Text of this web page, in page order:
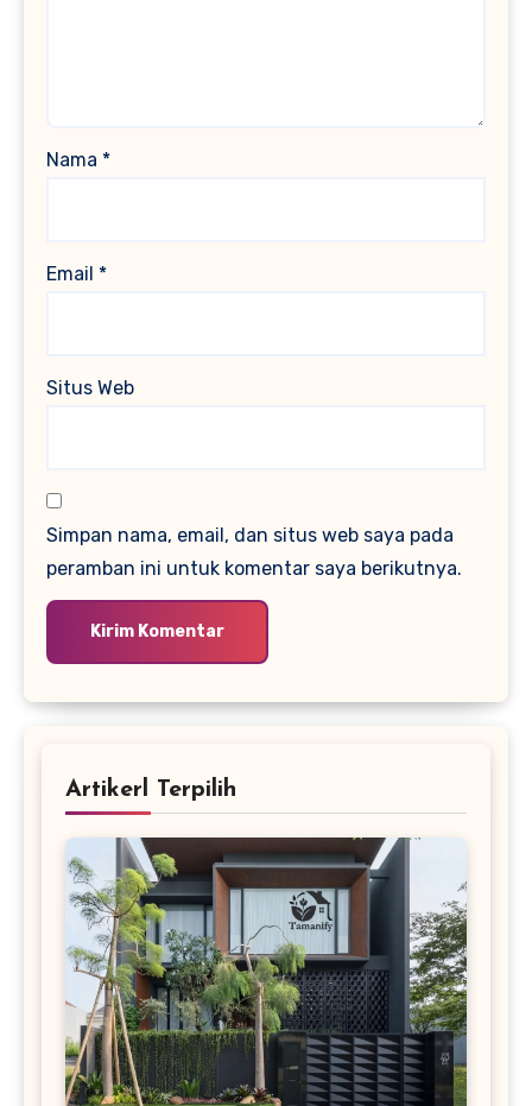
Nama *
Email *
Situs Web
Simpan nama, email, dan situs web saya pada
peramban ini untuk komentar saya berikutnya.
Artikerl Terpilih